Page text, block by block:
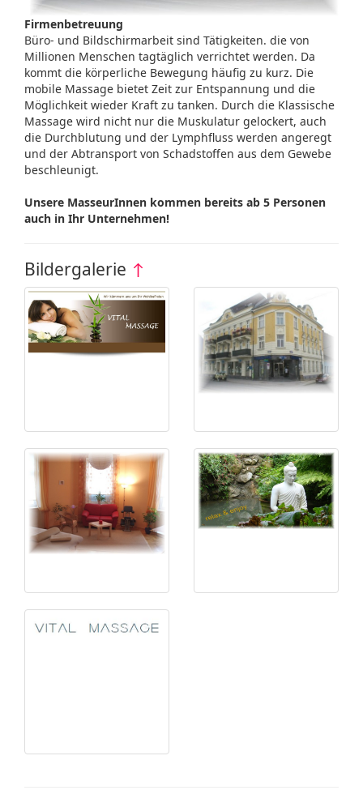
Firmenbetreuung
Büro- und Bildschirmarbeit sind Tätigkeiten. die von
Millionen Menschen tagtäglich verrichtet werden. Da
kommt die körperliche Bewegung häufig zu kurz. Die
mobile Massage bietet Zeit zur Entspannung und die
Möglichkeit wieder Kraft zu tanken. Durch die Klassische
Massage wird nicht nur die Muskulatur gelockert, auch
die Durchblutung und der Lymphfluss werden angeregt
und der Abtransport von Schadstoffen aus dem Gewebe
beschleunigt.
Unsere MasseurInnen kommen bereits ab 5 Personen
auch in Ihr Unternehmen!
Bildergalerie ↑